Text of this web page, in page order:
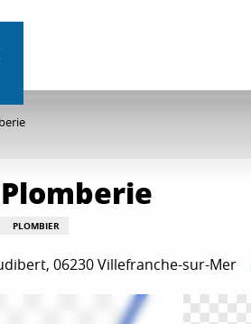
PLOMBIER
06230 Villefranche-sur-Mer